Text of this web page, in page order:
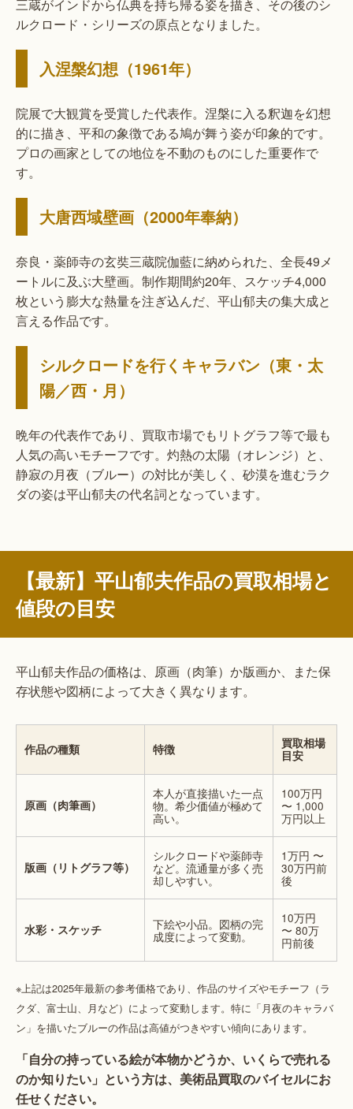
三蔵がインドから仏典を持ち帰る姿を描き、その後のシ
ルクロード・シリーズの原点となりました。
入涅槃幻想（1961年）
院展で大観賞を受賞した代表作。涅槃に入る釈迦を幻想
的に描き、平和の象徴である鳩が舞う姿が印象的です。
プロの画家としての地位を不動のものにした重要作で
す。
大唐西域壁画（2000年奉納）
奈良・薬師寺の玄奘三蔵院伽藍に納められた、全長49メ
ートルに及ぶ大壁画。制作期間約20年、スケッチ4,000
枚という膨大な熱量を注ぎ込んだ、平山郁夫の集大成と
言える作品です。
シルクロードを行くキャラバン（東・太
陽／西・月）
晩年の代表作であり、買取市場でもリトグラフ等で最も
人気の高いモチーフです。灼熱の太陽（オレンジ）と、
静寂の月夜（ブルー）の対比が美しく、砂漠を進むラク
ダの姿は平山郁夫の代名詞となっています。
【最新】平山郁夫作品の買取相場と
値段の目安
平山郁夫作品の価格は、原画（肉筆）か版画か、また保
存状態や図柄によって大きく異なります。
作品の種類 特徴
買取相場
目安
原画（肉筆画）
本人が直接描いた一点
物。希少価値が極めて
高い。
100万円
〜 1,000
万円以上
版画（リトグラフ等）
シルクロードや薬師寺
など。流通量が多く売
却しやすい。
1万円 〜
30万円前
後
水彩・スケッチ
下絵や小品。図柄の完
成度によって変動。
10万円
〜 80万
円前後
※上記は2025年最新の参考価格であり、作品のサイズやモチーフ（ラ
クダ、富士山、月など）によって変動します。特に「月夜のキャラバ
ン」を描いたブルーの作品は高値がつきやすい傾向にあります。
「自分の持っている絵が本物かどうか、いくらで売れる
のか知りたい」という方は、美術品買取のバイセルにお
任せください。